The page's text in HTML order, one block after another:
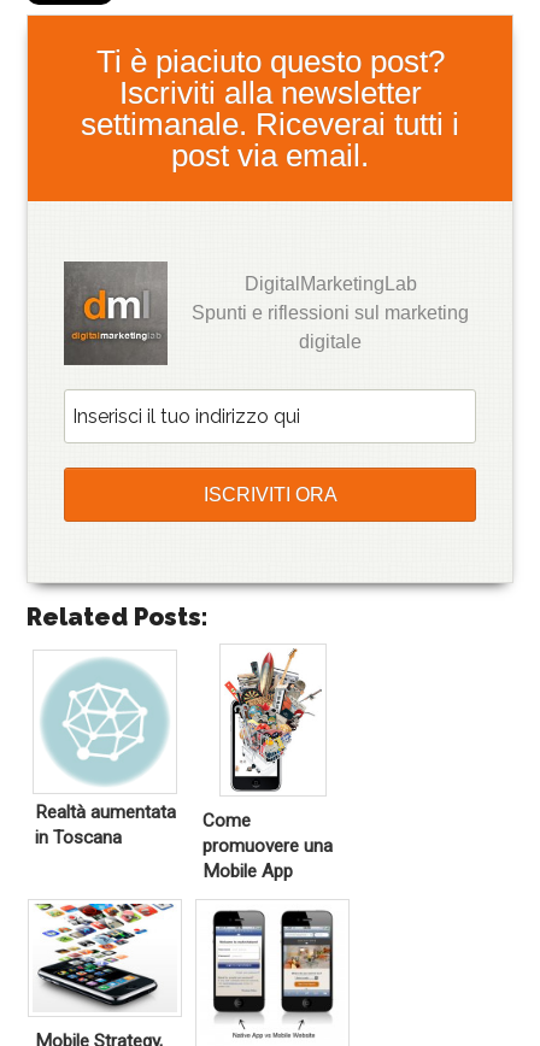
Ti è piaciuto questo post?
Iscriviti alla newsletter
settimanale. Riceverai tutti i
post via email.
DigitalMarketingLab
Spunti e riflessioni sul marketing
digitale
Related Posts:
Realtà aumentata
in Toscana
Come
promuovere una
Mobile App
Mobile Strategy,